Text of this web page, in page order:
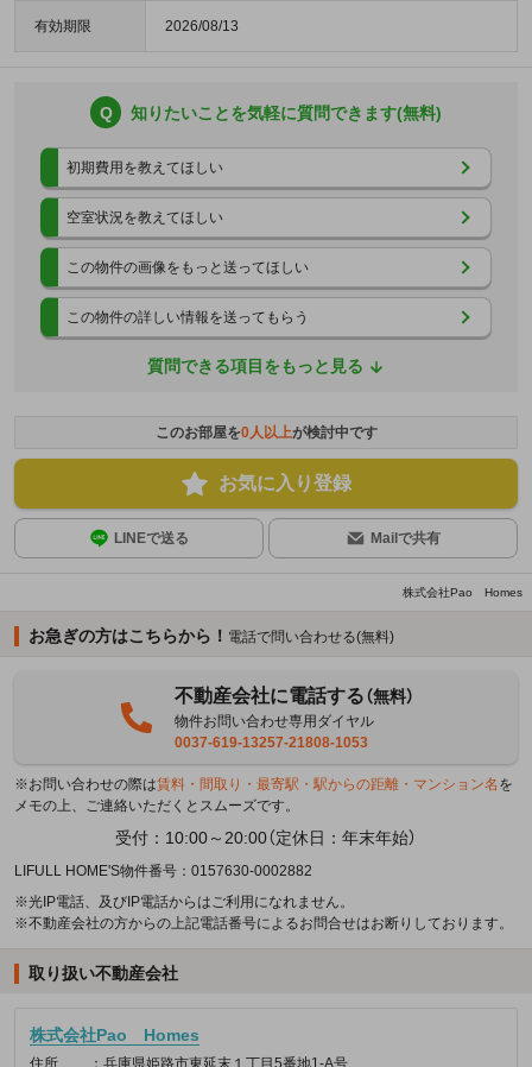
有効期限 2026/08/13
Q 知りたいことを気軽に質問できます(無料)
初期費用を教えてほしい
空室状況を教えてほしい
この物件の画像をもっと送ってほしい
この物件の詳しい情報を送ってもらう
質問できる項目をもっと見る
このお部屋を0人以上が検討中です
お気に入り登録
LINEで送る Mailで共有
株式会社Pao Homes
お急ぎの方はこちらから！ 電話で問い合わせる(無料)
不動産会社に電話する（無料）
物件お問い合わせ専用ダイヤル
0037-619-13257-21808-1053
※お問い合わせの際は賃料・間取り・最寄駅・駅からの距離・マンション名 を
メモの上、ご連絡いただくとスムーズです。
受付：10:00～20:00（定休日：年末年始）
LIFULL HOME'S物件番号：0157630-0002882
※光IP電話、及びIP電話からはご利用になれません。
※不動産会社の方からの上記電話番号によるお問合せはお断りしております。
取り扱い不動産会社
株式会社Pao Homes
住所 ：兵庫県姫路市東延末１丁目5番地1-A号